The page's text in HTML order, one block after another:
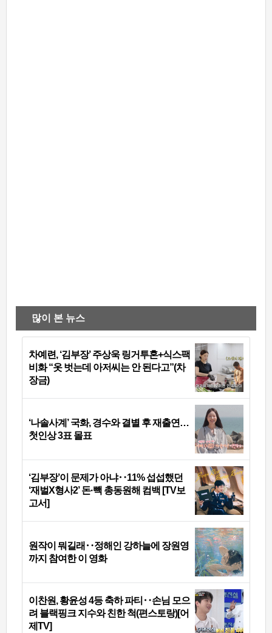
많이 본 뉴스
차예련, ‘김부장’ 주상욱 링거투혼+식스팩
비화 “옷 벗는데 아저씨는 안 된다고”(차
장금)
‘나솔사계’ 국화, 경수와 결별 후 재출연…
첫인상 3표 몰표
‘김부장’이 문제가 아냐‥11% 섭섭했던
‘재벌X형사2’ 돈·빽 총동원해 컴백 [TV보
고서]
원작이 뭐길래‥정해인 강하늘에 장원영
까지 참여한 이 영화
이찬원, 황윤성 4등 축하 파티‥손님 모으
려 블랙핑크 지수와 친한 척(편스토랑)[어
제TV]